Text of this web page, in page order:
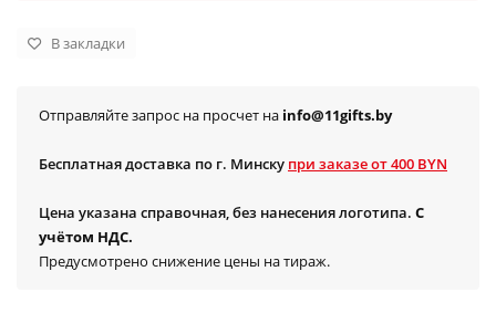
В закладки
Отправляйте запрос на просчет на info@11gifts.by
Бесплатная доставка по г. Минску при заказе от 400 BYN
Цена указана справочная, без нанесения логотипа. С
учётом НДС.
Предусмотрено снижение цены на тираж.